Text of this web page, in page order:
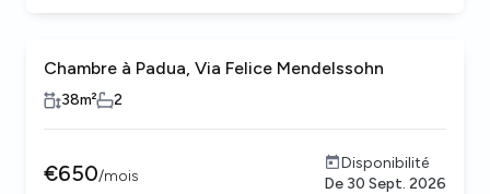
Chambre à Padua, Via Felice Mendelssohn
38m² 2
€650/mois
Disponibilité
De 30 Sept. 2026